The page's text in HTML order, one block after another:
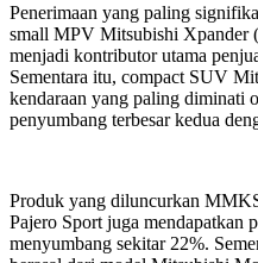
Penerimaan yang paling
small MPV Mitsubishi Xpander
menjadi kontributor utama
Sementara itu, compact SUV
kendaraan yang paling diminati
penyumbang terbesar kedua
Produk yang diluncurkan
Pajero Sport juga mendapatkan
menyumbang sekitar 22%.